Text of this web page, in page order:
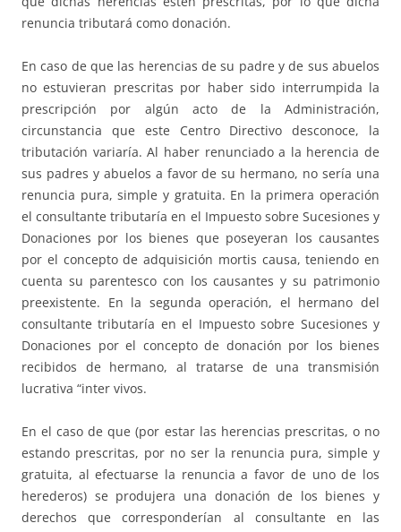
renuncia tributará como donación.
En caso de que las herencias de su padre y de sus abuelos
no estuvieran prescritas por haber sido interrumpida la
prescripción por algún acto de la Administración,
circunstancia que este Centro Directivo desconoce, la
tributación variaría. Al haber renunciado a la herencia de
sus padres y abuelos a favor de su hermano, no sería una
renuncia pura, simple y gratuita. En la primera operación
el consultante tributaría en el Impuesto sobre Sucesiones y
Donaciones por los bienes que poseyeran los causantes
por el concepto de adquisición mortis causa, teniendo en
cuenta su parentesco con los causantes y su patrimonio
preexistente. En la segunda operación, el hermano del
consultante tributaría en el Impuesto sobre Sucesiones y
Donaciones por el concepto de donación por los bienes
recibidos de hermano, al tratarse de una transmisión
lucrativa “inter vivos.
En el caso de que (por estar las herencias prescritas, o no
estando prescritas, por no ser la renuncia pura, simple y
gratuita, al efectuarse la renuncia a favor de uno de los
herederos) se produjera una donación de los bienes y
derechos que corresponderían al consultante en las